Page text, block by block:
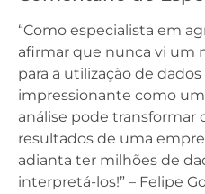
“Como especialista em
afirmar que nunca vi um
para a utilização de dados
impressionante como
análise pode
resultados de uma
adianta ter milhões de
interpretá-los!” – Felipe